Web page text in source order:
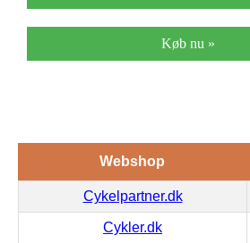
Køb nu »
Webshop
Cykelpartner.dk
Cykler.dk